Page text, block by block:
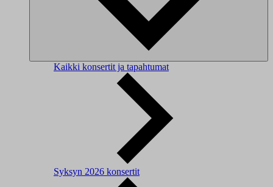
Kaikki konsertit ja tapahtumat
Syksyn 2026 konsertit